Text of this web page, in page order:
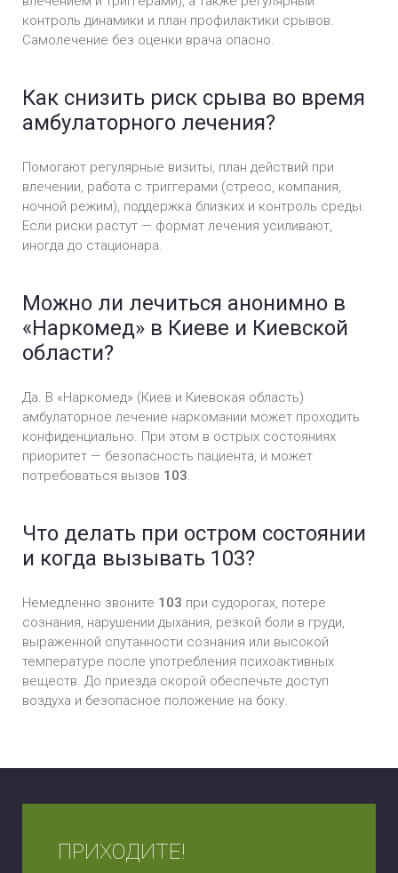
контроль динамики и план профилактики срывов.
Самолечение без оценки врача опасно.
Как снизить риск срыва во время
амбулаторного лечения?
Помогают регулярные визиты, план действий при
влечении, работа с триггерами (стресс, компания,
ночной режим), поддержка близких и контроль среды.
Если риски растут — формат лечения усиливают,
иногда до стационара.
Можно ли лечиться анонимно в
«Наркомед» в Киеве и Киевской
области?
Да. В «Наркомед» (Киев и Киевская область)
амбулаторное лечение наркомании может проходить
конфиденциально. При этом в острых состояниях
приоритет — безопасность пациента, и может
потребоваться вызов 103.
Что делать при остром состоянии
и когда вызывать 103?
Немедленно звоните 103 при судорогах, потере
сознания, нарушении дыхания, резкой боли в груди,
выраженной спутанности сознания или высокой
температуре после употребления психоактивных
веществ. До приезда скорой обеспечьте доступ
воздуха и безопасное положение на боку.
ПРИХОДИТЕ!